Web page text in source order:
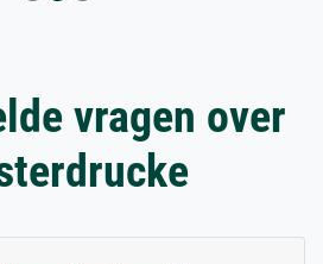
vragen over